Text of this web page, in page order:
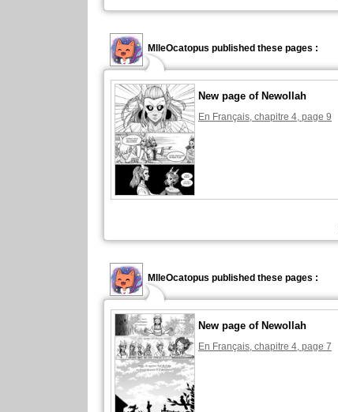
MlleOcatopus published these pages :
New page of Newollah
En Français, chapitre 4, page 9
MlleOcatopus published these pages :
New page of Newollah
En Français, chapitre 4, page 7